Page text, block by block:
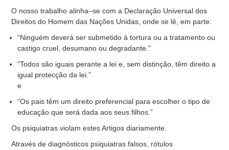
O nosso trabalho alinha–se com a Declaração Universal dos
Direitos do Homem das Nações Unidas, onde se lê, em parte:
“Ninguém deverá ser submetido à tortura ou a tratamento ou
castigo cruel, desumano ou degradante.”
“Todos são iguais perante a lei e, sem distinção, têm direito a
igual protecção da lei.”
e
“Os pais têm um direito preferencial para escolher o tipo de
educação que será dada aos seus filhos.”
Os psiquiatras violam estes Artigos diariamente.
Através de diagnósticos psiquiatras falsos, rótulos